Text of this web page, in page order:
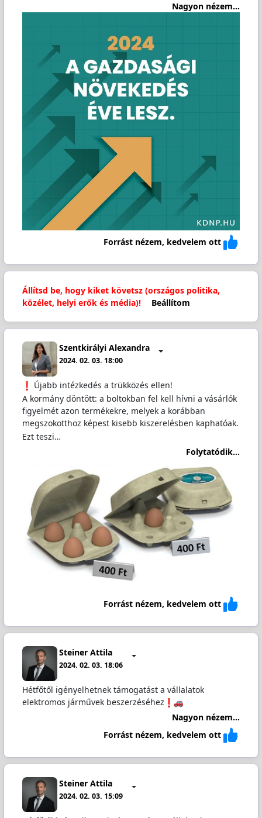
Nagyon nézem...
Forrást nézem, kedvelem ott
Állítsd be, hogy kiket követsz (országos politika,
közélet, helyi erők és média)!
Beállítom
Szentkirályi Alexandra
2024. 02. 03. 18:00
Újabb intézkedés a trükközés ellen!
A kormány döntött: a boltokban fel kell hívni a vásárlók
figyelmét azon termékekre, melyek a korábban
megszokotthoz képest kisebb kiszerelésben kaphatóak.
Ezt teszi…
Folytatódik...
Forrást nézem, kedvelem ott
Steiner Attila
2024. 02. 03. 18:06
Hétfőtől igényelhetnek támogatást a vállalatok
elektromos járművek beszerzéséhez
Nagyon nézem...
Forrást nézem, kedvelem ott
Steiner Attila
2024. 02. 03. 15:09